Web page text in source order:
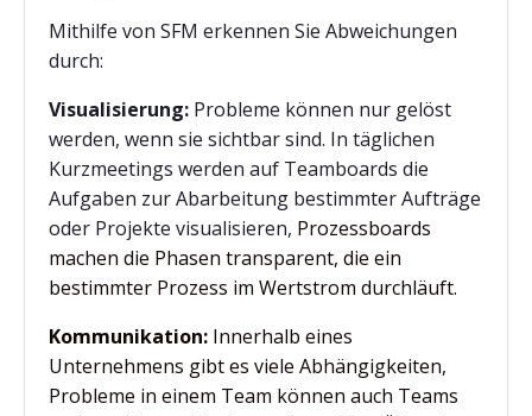
Mithilfe von SFM erkennen Sie Abweichungen
durch:
Visualisierung: Probleme können nur gelöst
werden, wenn sie sichtbar sind. In täglichen
Kurzmeetings werden auf Teamboards die
Aufgaben zur Abarbeitung bestimmter Aufträge
oder Projekte visualisieren, Prozessboards
machen die Phasen transparent, die ein
bestimmter Prozess im Wertstrom durchläuft.
Kommunikation: Innerhalb eines
Unternehmens gibt es viele Abhängigkeiten,
Probleme in einem Team können auch Teams